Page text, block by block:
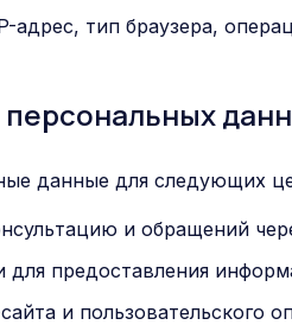
адрес, тип браузера,
данные для следующих
и обращений
для предоставления
и пользовательского